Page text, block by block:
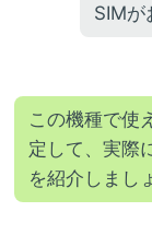
SIMが
この機種で使
定して、実際
を紹介しまし